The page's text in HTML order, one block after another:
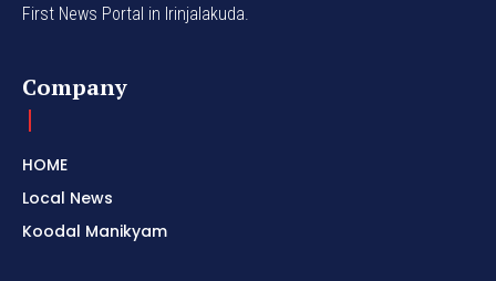
First News Portal in Irinjalakuda.
Company
HOME
Local News
Koodal Manikyam